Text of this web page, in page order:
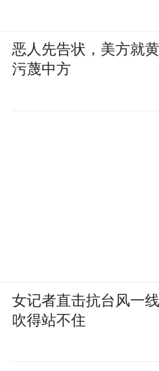
恶人先告状，美方就
污蔑中方
女记者直击抗台风一
吹得站不住